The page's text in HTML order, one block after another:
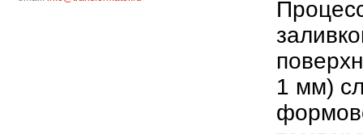
1 мм)